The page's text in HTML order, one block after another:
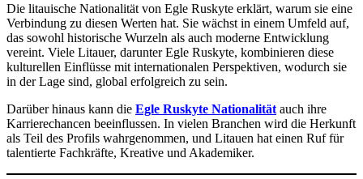
Die litauische Nationalität von Egle Ruskyte erklärt, warum sie eine
Verbindung zu diesen Werten hat. Sie wächst in einem Umfeld auf,
das sowohl historische Wurzeln als auch moderne Entwicklung
vereint. Viele Litauer, darunter Egle Ruskyte, kombinieren diese
kulturellen Einflüsse mit internationalen Perspektiven, wodurch sie
in der Lage sind, global erfolgreich zu sein.
Darüber hinaus kann die Egle Ruskyte Nationalität auch ihre
Karrierechancen beeinflussen. In vielen Branchen wird die Herkunft
als Teil des Profils wahrgenommen, und Litauen hat einen Ruf für
talentierte Fachkräfte, Kreative und Akademiker.